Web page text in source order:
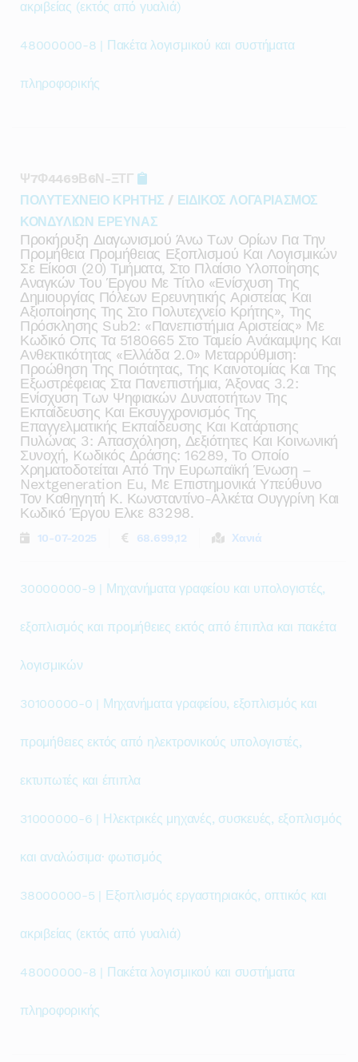
ακριβείας (εκτός από γυαλιά)
48000000-8 | Πακέτα λογισμικού και συστήματα
πληροφορικής
Ψ7Φ4469Β6Ν-ΞΤΓ
ΠΟΛΥΤΕΧΝΕΙΟ ΚΡΗΤΗΣ / ΕΙΔΙΚΟΣ ΛΟΓΑΡΙΑΣΜΟΣ
ΚΟΝΔΥΛΙΩΝ ΕΡΕΥΝΑΣ
Προκήρυξη Διαγωνισμού Άνω Των Ορίων Για Την
Προμήθεια Προμήθειας Εξοπλισμού Και Λογισμικών
Σε Είκοσι (20) Τμήματα, Στο Πλαίσιο Υλοποίησης
Αναγκών Του Έργου Με Τίτλο «ενίσχυση Της
Δημιουργίας Πόλεων Ερευνητικής Αριστείας Και
Αξιοποίησης Της Στο Πολυτεχνείο Κρήτης», Της
Πρόσκλησης Sub2: «πανεπιστήμια Αριστείας» Με
Κωδικό Οπς Τα 5180665 Στο Ταμείο Ανάκαμψης Και
Ανθεκτικότητας «ελλάδα 2.0» Μεταρρύθμιση:
Προώθηση Της Ποιότητας, Της Καινοτομίας Και Της
Εξωστρέφειας Στα Πανεπιστήμια, Άξονας 3.2:
Ενίσχυση Των Ψηφιακών Δυνατοτήτων Της
Εκπαίδευσης Και Εκσυγχρονισμός Της
Επαγγελματικής Εκπαίδευσης Και Κατάρτισης
Πυλώνας 3: Απασχόληση, Δεξιότητες Και Κοινωνική
Συνοχή, Kωδικός Δράσης: 16289, Το Οποίο
Χρηματοδοτείται Από Την Ευρωπαϊκή Ένωση –
Nextgeneration Eu, Με Επιστημονικά Υπεύθυνο
Τον Καθηγητή Κ. Κωνσταντίνο-Αλκέτα Ουγγρίνη Και
Κωδικό Έργου Ελκε 83298.
10-07-2025 68.699,12 Χανιά
30000000-9 | Μηχανήματα γραφείου και υπολογιστές,
εξοπλισμός και προμήθειες εκτός από έπιπλα και πακέτα
λογισμικών
30100000-0 | Μηχανήματα γραφείου, εξοπλισμός και
προμήθειες εκτός από ηλεκτρονικούς υπολογιστές,
εκτυπωτές και έπιπλα
31000000-6 | Ηλεκτρικές μηχανές, συσκευές, εξοπλισμός
και αναλώσιμα· φωτισμός
38000000-5 | Εξοπλισμός εργαστηριακός, οπτικός και
ακριβείας (εκτός από γυαλιά)
48000000-8 | Πακέτα λογισμικού και συστήματα
πληροφορικής